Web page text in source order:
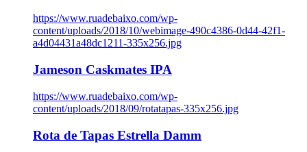
https://www.ruadebaixo.com/wp-
content/uploads/2018/10/webimage-490c4386-0d44-42f1-
a4d04431a48dc1211-335x256.jpg
Jameson Caskmates IPA
https://www.ruadebaixo.com/wp-
content/uploads/2018/09/rotatapas-335x256.jpg
Rota de Tapas Estrella Damm